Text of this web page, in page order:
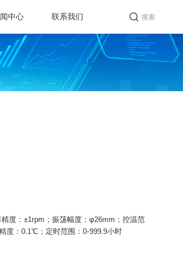
中心 联系我们 搜索
度：±1rpm；振荡幅度：φ26mm；控温范
度：0.1℃；定时范围：0-999.9小时